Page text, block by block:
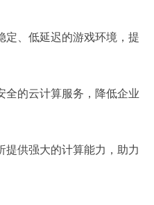
定、低延迟的游戏环境，提
全的云计算服务，降低企业
提供强大的计算能力，助力